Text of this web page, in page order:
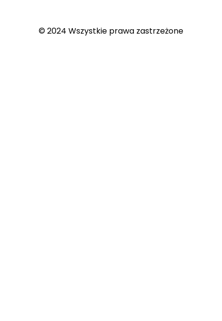
© 2024 Wszystkie prawa zastrzeżone